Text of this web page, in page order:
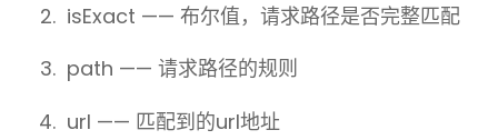
isExact —— 布尔值，请求路径是否完整匹配
path —— 请求路径的规则
url —— 匹配到的url地址